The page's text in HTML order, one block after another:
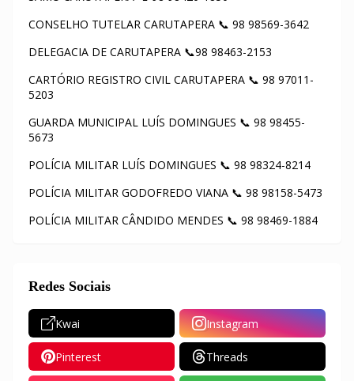
CONSELHO TUTELAR CARUTAPERA 📞 98 98569-3642
DELEGACIA DE CARUTAPERA 📞98 98463-2153
CARTÓRIO REGISTRO CIVIL CARUTAPERA 📞 98 97011-
5203
GUARDA MUNICIPAL LUÍS DOMINGUES 📞 98 98455-
5673
POLÍCIA MILITAR LUÍS DOMINGUES 📞 98 98324-8214
POLÍCIA MILITAR GODOFREDO VIANA 📞 98 98158-5473
POLÍCIA MILITAR CÂNDIDO MENDES 📞 98 98469-1884
Redes Sociais
Kwai Instagram
Pinterest Threads